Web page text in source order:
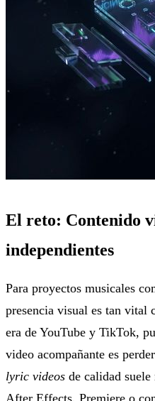
El reto: Contenido
independientes
Para proyectos musicales
presencia visual es tan vital
era de YouTube y TikTok,
video acompañante es
lyric videos de calidad